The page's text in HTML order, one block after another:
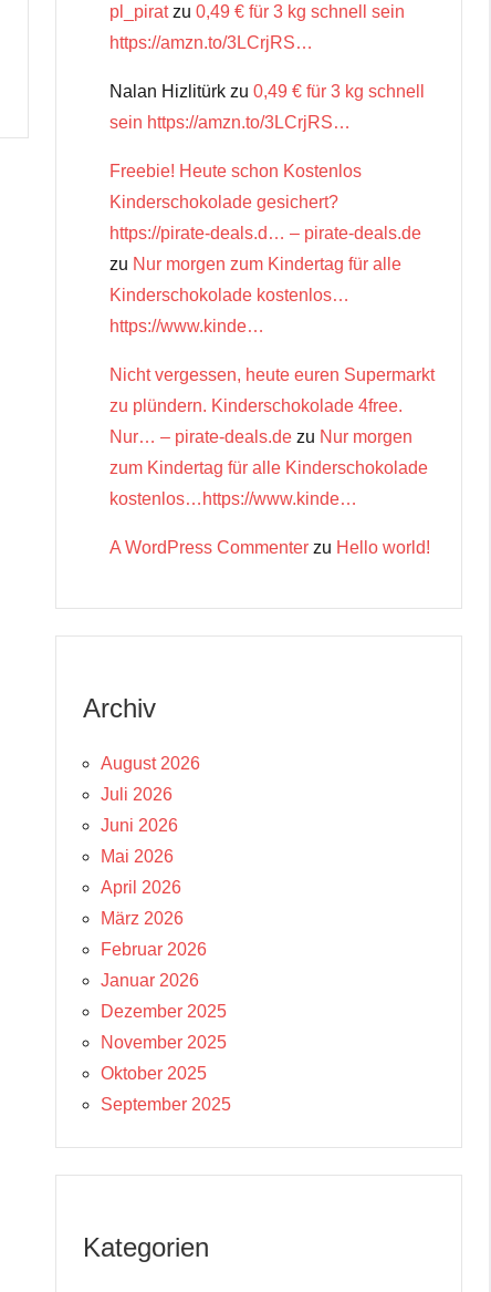
pl_piratzu 0,49 € für 3 kg schnell sein
https://amzn.to/3LCrjRS…
Nalan Hizlitürk zu 0,49 € für 3 kg schnell
sein https://amzn.to/3LCrjRS…
Freebie! Heute schon Kostenlos
Kinderschokolade gesichert?
https://pirate-deals.d… – pirate-deals.de
zu Nur morgen zum Kindertag für alle
Kinderschokolade kostenlos…
https://www.kinde…
Nicht vergessen, heute euren Supermarkt
zu plündern. Kinderschokolade 4free.
Nur… – pirate-deals.de zu Nur morgen
zum Kindertag für alle Kinderschokolade
kostenlos…https://www.kinde…
A WordPress Commenter zu Hello world!
Archiv
August 2026
Juli 2026
Juni 2026
Mai 2026
April 2026
März 2026
Februar 2026
Januar 2026
Dezember 2025
November 2025
Oktober 2025
September 2025
Kategorien